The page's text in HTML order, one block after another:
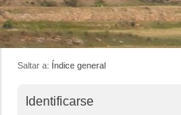
Saltar a: Índice general
Identificarse